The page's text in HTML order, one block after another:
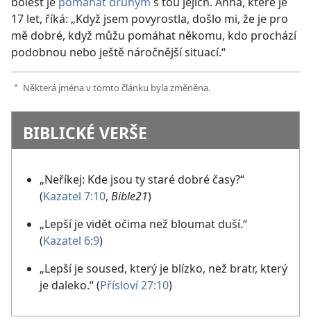
17 let, říká: „Když jsem povyrostla, došlo mi, že je pro
mě dobré, když můžu pomáhat někomu, kdo prochází
podobnou nebo ještě náročnější situací.“
a Některá jména v tomto článku byla změněna.
BIBLICKÉ VERŠE
„Neříkej: Kde jsou ty staré dobré časy?“
(Kazatel 7:10, Bible21)
„Lepší je vidět očima než bloumat duší.“
(Kazatel 6:9)
„Lepší je soused, který je blízko, než bratr, který
je daleko.“ (Přísloví 27:10)